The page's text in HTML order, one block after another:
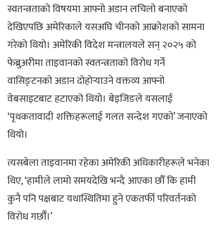
स्वतन्त्रताको विषयमा आफ्नो अडान लचिलो बनाएको
देखिएपछि अमेरिकाले यसअघि चीनको आक्रोशको सामना
गरेको थियो। अमेरिकी विदेश मन्त्रालयले सन् २०२५ को
फेब्रुअरीमा ताइवानको स्वतन्त्रताको विरोध गर्ने
वासिङ्टनको अडान दोहोर्‍याउने वक्तव्य आफ्नो
वेबसाइटबाट हटाएको थियो। बेइजिङले यसलाई
‘पृथकतावादी शक्तिहरूलाई गलत सन्देश गएको’ जनाएको
थियो।
त्यसबेला ताइवानमा रहेका अमेरिकी अधिकारीहरूले भनेका
थिए, ‘हामीले लामो समयदेखि भन्दै आएका छौँ कि हामी
कुनै पनि पक्षबाट यथास्थितिमा हुने एकतर्फी परिवर्तनको
विरोध गर्छौँ।’